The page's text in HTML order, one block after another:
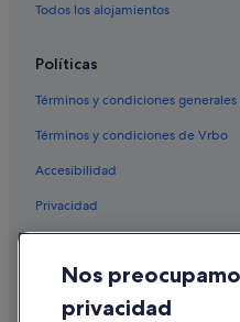
Todos los alojamientos
Políticas
Términos y condiciones
Términos y condiciones de Vrbo
Accesibilidad
Privacidad
Condiciones de uso
Información legal/contacto
Nos
privacidad